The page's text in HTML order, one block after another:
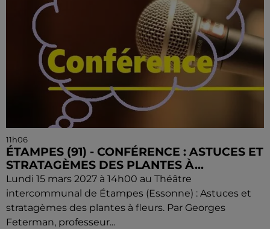
11h06
ÉTAMPES (91) - CONFÉRENCE : ASTUCES ET
STRATAGÈMES DES PLANTES À...
Lundi 15 mars 2027 à 14h00 au Théâtre
intercommunal de Étampes (Essonne) : Astuces et
stratagèmes des plantes à fleurs. Par Georges
Feterman, professeur...